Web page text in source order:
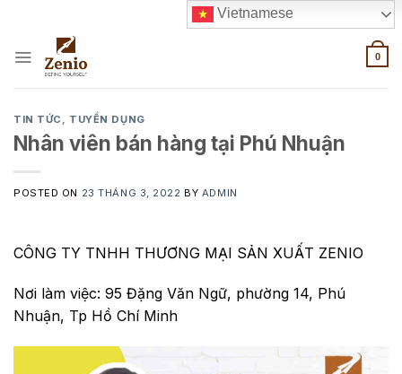
content
0
TIN TỨC , TUYỂN DỤNG
Nhân viên bán hàng tại Phú Nhuận
POSTED ON 23 THÁNG 3, 2022 BY ADMIN
CÔNG TY TNHH THƯƠNG MẠI SẢN XUẤT ZENIO
Nơi làm việc: 95 Đặng Văn Ngữ, phường 14, Phú
Nhuận, Tp Hồ Chí Minh
Vietnamese